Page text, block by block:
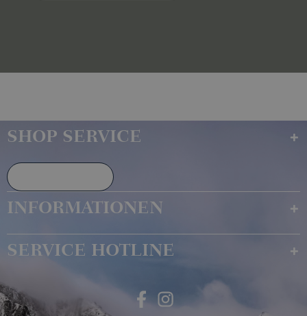
SHOP SERVICE
INFORMATIONEN
SERVICE HOTLINE